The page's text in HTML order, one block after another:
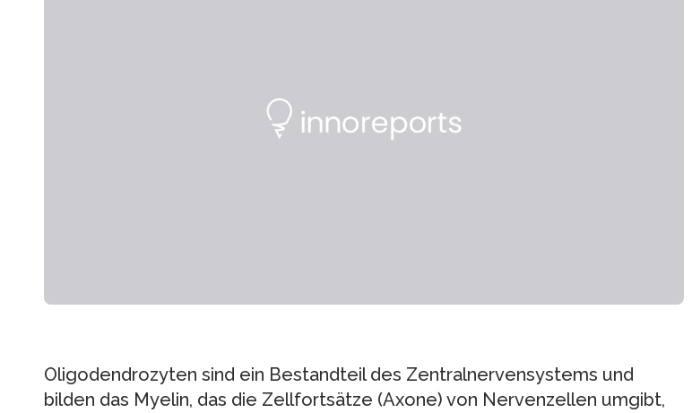
Oligodendrozyten sind ein Bestandteil des Zentralnervensystems und
bilden das Myelin, das die Zellfortsätze (Axone) von Nervenzellen umgibt,